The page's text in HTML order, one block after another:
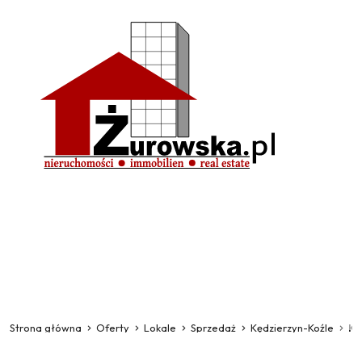
Strona główna Oferty Lokale Sprzedaż Kędzierzyn-Koźle